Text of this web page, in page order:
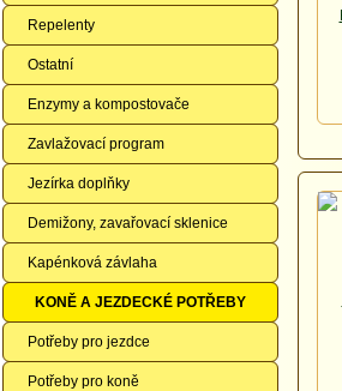
Repelenty
Ostatní
Enzymy a kompostovače
Zavlažovací program
Jezírka doplňky
Demižony, zavařovací sklenice
Kapénková závlaha
KONĚ A JEZDECKÉ POTŘEBY
Potřeby pro jezdce
Potřeby pro koně